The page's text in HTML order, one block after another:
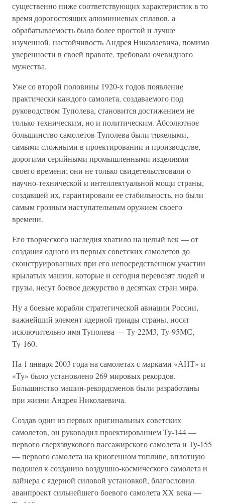
существенно ниже соответствующих характеристик в то
время дорогостоящих алюминиевых сплавов, а
обрабатываемость была более простой и лучше
изученной, настойчивость Андрея Николаевича, помимо
уверенности в своей правоте, требовала очевидного
мужества.
Уже со второй половины 1920-х годов появление
практически каждого самолета, создаваемого под
руководством Туполева, становится достижением не
только техническим, но и политическим. Абсолютное
большинство самолетов Туполева были тяжелыми,
самыми сложными в проектировании и производстве,
дорогими серийными промышленными изделиями
своего времени; они не только свидетельствовали о
научно-технической и интеллектуальной мощи страны,
создавшей их, гарантировали ее стабильность, но были
самым грозным наступательным оружием своего
времени.
Его творческого наследия хватило на целый век — от
создания одного из первых советских самолетов до
сконструированных при его непосредственном участии
крылатых машин, которые и сегодня перевозят людей и
грузы, несут боевое дежурство в десятках стран мира.
Ну а боевые корабли стратегической авиации России,
важнейший элемент ядерной триады страны, носят
исключительно имя Туполева — Ту-22М3, Ту-95МС,
Ту-160.
На 1 января 2003 года на самолетах с марками «АНТ» и
«Ту» было установлено 269 мировых рекордов.
Большинство машин-рекордсменов были разработаны
при жизни Андрея Николаевича.
Создав один из первых оригинальных советских
самолетов, он руководил проектированием Ту-144 —
первого сверхзвукового пассажирского самолета и Ту-155
— первого самолета на криогенном топливе, вплотную
подошел к созданию воздушно-космического самолета и
лайнера с ядерной силовой установкой, благословил
аванпроект сильнейшего боевого самолета XX века —